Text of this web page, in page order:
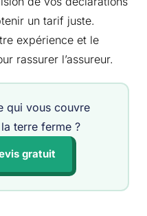
un tarif juste.
expérience et le
rassurer l’assureur.
qui vous couvre
terre ferme ?
gratuit